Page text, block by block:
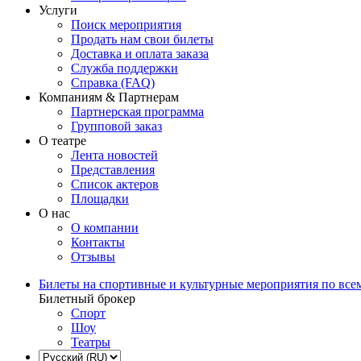
Услуги
Поиск мероприятия
Продать нам свои билеты
Доставка и оплата заказа
Служба поддержки
Справка (FAQ)
Компаниям & Партнерам
Партнерская программа
Групповой заказ
О театре
Лента новостей
Представления
Список актеров
Площадки
О нас
О компании
Контакты
Отзывы
Билеты на спортивные и культурные мероприятия по
Билетный брокер
Спорт
Шоу
Театры